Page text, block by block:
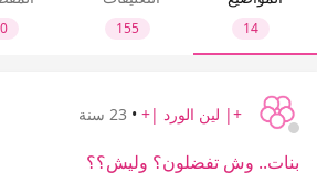
14
155
0
+| لين الورد |+ • 23 سنة
بنات.. وش تفضلون؟ وليش؟؟